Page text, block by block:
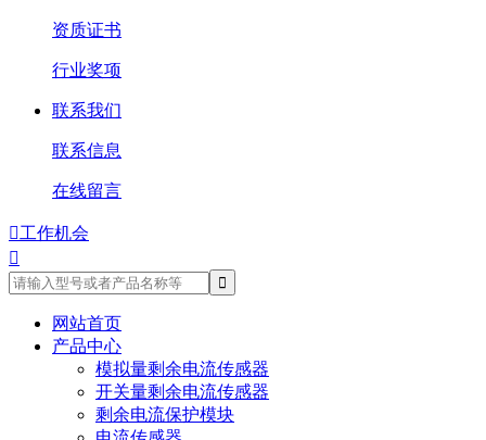
资质证书
行业奖项
联系我们
联系信息
在线留言
工作机会

网站首页
产品中心
模拟量剩余电流传感器
开关量剩余电流传感器
剩余电流保护模块